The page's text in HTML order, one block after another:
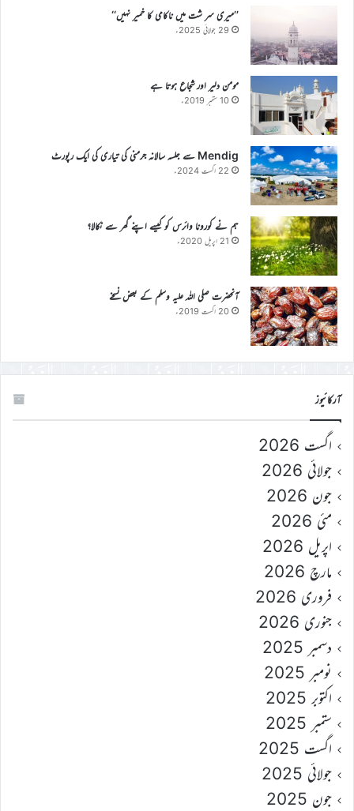
’’میری سر شت میں ناکامی کا خمیر نہیں‘‘
29 جولائی 2025ء
مومن دلیر اور شجاع ہوتا ہے
10 ستمبر 2019ء
Mendig سے جلسہ سالانہ جرمنی کی تیاری کی ایک رپورٹ
22 اگست 2024ء
ہم نے کورونا وائرس کو کیسے اپنے گھر سے نکالا؟
21 اپریل 2020ء
آنحضرت صلی اللہ علیہ وسلم کے بعض نسخے
20 اگست 2019ء
آرکائیوز
اگست 2026
جولائی 2026
جون 2026
مئی 2026
اپریل 2026
مارچ 2026
فروری 2026
جنوری 2026
دسمبر 2025
نومبر 2025
اکتوبر 2025
ستمبر 2025
اگست 2025
جولائی 2025
جون 2025